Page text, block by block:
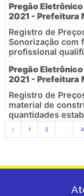
Pregão
2021 - Prefeitura
Registro de
Sonorização com
profissional
Pregão
2021 - Prefeitura
Registro de
material de
quantidades
‹ 1 2 4